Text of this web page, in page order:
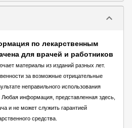
keyboard_arrow_down
по лекарственным
для врачей и работников
материалы из изданий разных лет.
за возможные отрицательные
неправильного использования
информация, представленная здесь,
и не может служить гарантией
средства.